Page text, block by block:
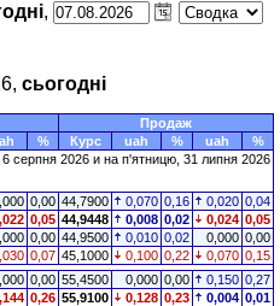
,
сьогодні
Продаж
% Курс uah % uah
%
, 6 серпня 2026 и на п'ятницю, 31 липня 2026
0,00 44,7900 0,070 0,16 0,020 0,04
0,05 44,9448 0,008 0,02 0,024 0,05
0,00 44,9500 0,010 0,02 0,000 0,00
0,07 45,1000 0,100 0,22 0,070 0,15
0,00 55,4500 0,000 0,00 0,150 0,27
0,26 55,9100 0,128 0,23 0,004 0,01